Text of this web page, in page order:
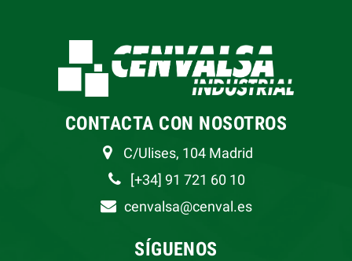
CONTACTA CON NOSOTROS
C/Ulises, 104 Madrid
[+34] 91 721 60 10
cenvalsa@cenval.es
SÍGUENOS